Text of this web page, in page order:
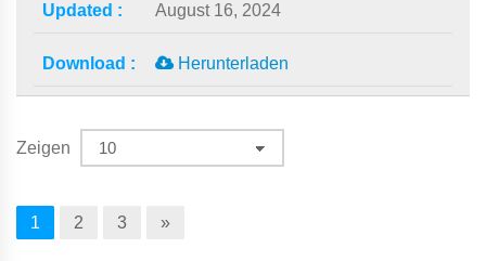
August 16, 2024
Herunterladen
Zeigen
1 2 3 »